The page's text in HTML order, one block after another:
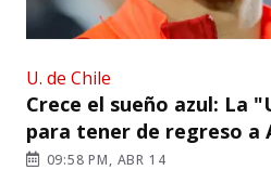
U. de Chile
Crece el sueño azul: La
para tener de regreso a
09:58 PM, ABR 14